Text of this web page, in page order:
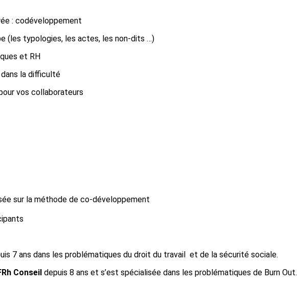
: codéveloppement
(les typologies, les actes, les non-dits …)
et RH
la difficulté
vos collaborateurs
sur la méthode de co-développement
7 ans dans les problématiques du droit du travail et de la sécurité sociale.
Conseil depuis 8 ans et s’est spécialisée dans les problématiques de Burn Out.